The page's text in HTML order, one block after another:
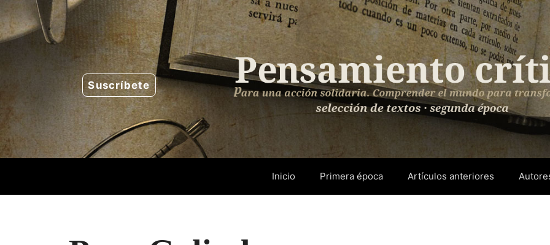
Saltar
al
contenido
Suscríbete
Inicio Primera época Artículos anteriores